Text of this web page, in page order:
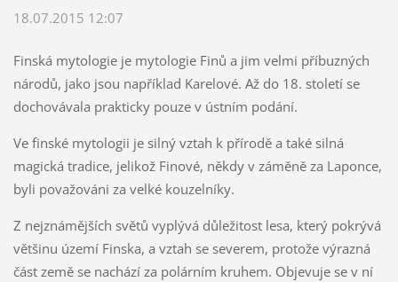
18.07.2015 12:07
Finská mytologie je mytologie Finů a jim velmi příbuzných
národů, jako jsou například Karelové. Až do 18. století se
dochovávala prakticky pouze v ústním podání.
Ve finské mytologii je silný vztah k přírodě a také silná
magická tradice, jelikož Finové, někdy v záměně za Laponce,
byli považováni za velké kouzelníky.
Z nejznámějších světů vyplývá důležitost lesa, který pokrývá
většinu území Finska, a vztah se severem, protože výrazná
část země se nachází za polárním kruhem. Objevuje se v ní